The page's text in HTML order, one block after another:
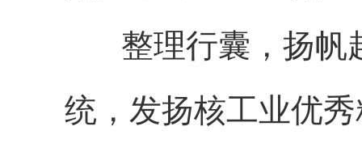
整理行囊，扬帆
统，发扬核工业优